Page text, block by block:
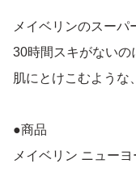
メイベリンのスーパ
30時間スキがないの
肌にとけこむような
●商品
メイベリン ニュー